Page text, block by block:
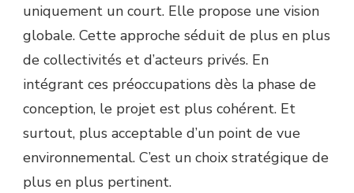
uniquement un court. Elle propose une vision
globale. Cette approche séduit de plus en plus
de collectivités et d’acteurs privés. En
intégrant ces préoccupations dès la phase de
conception, le projet est plus cohérent. Et
surtout, plus acceptable d’un point de vue
environnemental. C’est un choix stratégique de
plus en plus pertinent.